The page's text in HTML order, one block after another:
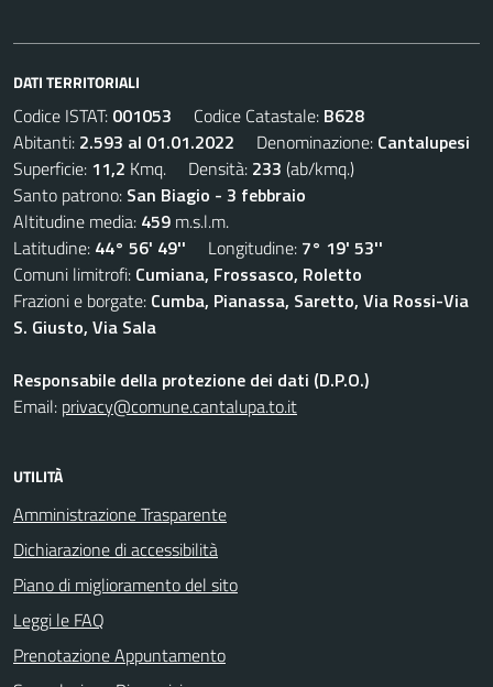
DATI TERRITORIALI
Codice ISTAT: 001053 Codice Catastale: B628
Abitanti: 2.593 al 01.01.2022 Denominazione: Cantalupesi
Superficie: 11,2 Kmq. Densità: 233 (ab/kmq.)
Santo patrono: San Biagio - 3 febbraio
Altitudine media: 459 m.s.l.m.
Latitudine: 44° 56' 49'' Longitudine: 7° 19' 53''
Comuni limitrofi: Cumiana, Frossasco, Roletto
Frazioni e borgate: Cumba, Pianassa, Saretto, Via Rossi-Via
S. Giusto, Via Sala
Responsabile della protezione dei dati (D.P.O.)
Email: privacy@comune.cantalupa.to.it
UTILITÀ
Amministrazione Trasparente
Dichiarazione di accessibilità
Piano di miglioramento del sito
Leggi le FAQ
Prenotazione Appuntamento